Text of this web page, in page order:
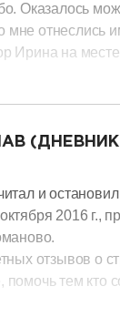
Алексей.
Оказалось
отнеслись
Ирина на
с моими
164 кв.м. с
области,
лучше любого
Дасаеву,
и
и
2016 г.,
отзывов о
тем кто
так же